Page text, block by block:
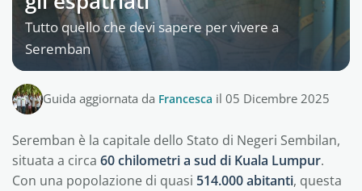
Tutto quello che devi sapere per vivere a
Seremban
Guida aggiornata da Francesca il 05 Dicembre 2025
Seremban è la capitale dello Stato di Negeri Sembilan,
situata a circa 60 chilometri a sud di Kuala Lumpur.
Con una popolazione di quasi 514.000 abitanti, questa